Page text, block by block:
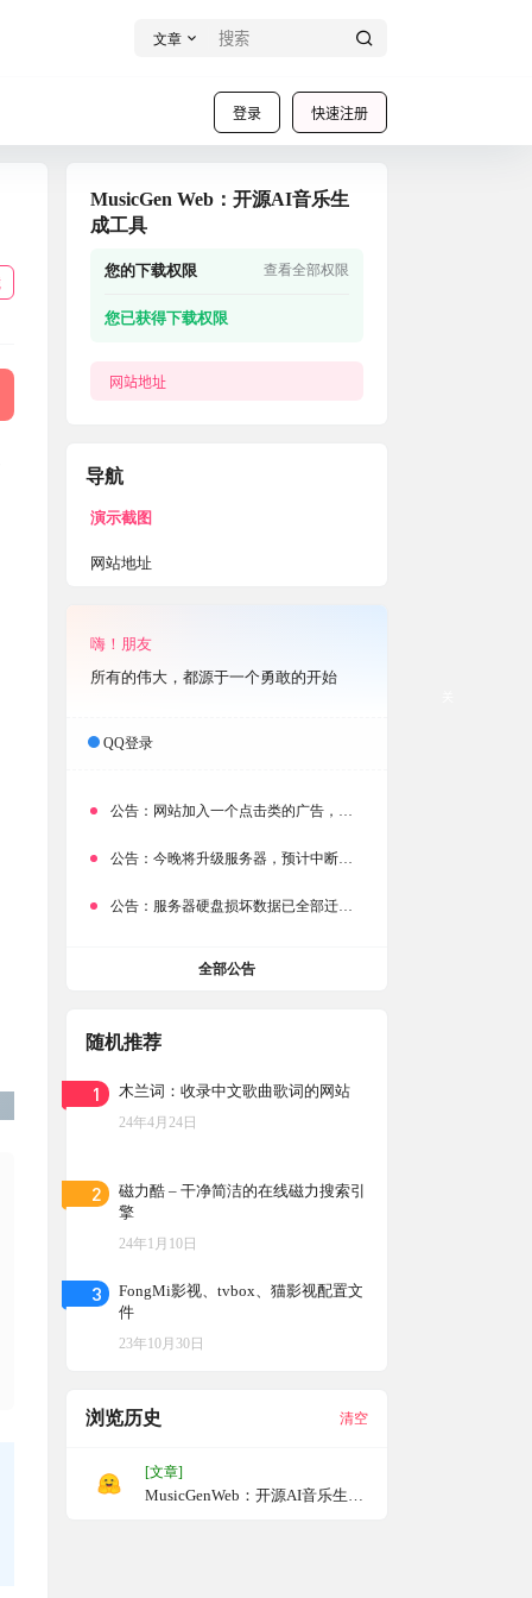
文章
登录 快速注册
MusicGen Web：开源AI音乐生
成工具
您的下载权限 查看全部权限
您已获得下载权限
网站地址
导航
演示截图
网站地址
嗨！朋友
所有的伟大，都源于一个勇敢的开始
QQ登录
公告： 网站加入一个点击类的广告，大家点击下载按钮需要注意
公告： 今晚将升级服务器，预计中断时常为1分钟
公告： 服务器硬盘损坏数据已全部迁移备份，网站恢复完成！
全部公告
随机推荐
1 木兰词：收录中文歌曲歌词的网站
24年4月24日
2
磁力酷 – 干净简洁的在线磁力搜索引
擎
24年1月10日
3
FongMi影视、tvbox、猫影视配置文
件
23年10月30日
浏览历史 清空
[文章]
MusicGenWeb：开源AI音乐生成